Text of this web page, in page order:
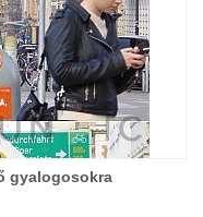
gyalogosokra